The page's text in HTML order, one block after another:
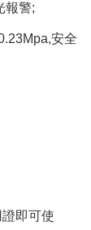
報警;
安全
即可使